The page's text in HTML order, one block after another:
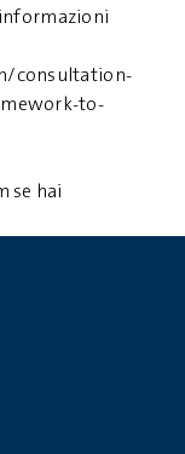
consultation-
to-
se hai